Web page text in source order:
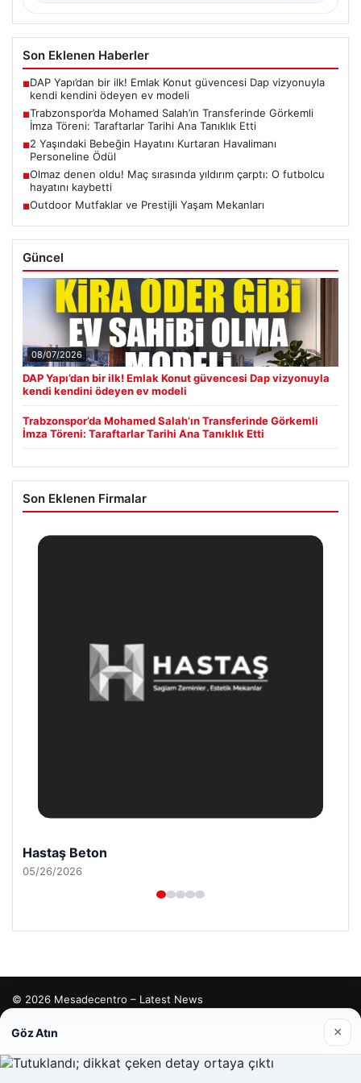
Son Eklenen Haberler
■DAP Yapı’dan bir ilk! Emlak Konut güvencesi Dap vizyonuyla
kendi kendini ödeyen ev modeli
■Trabzonspor’da Mohamed Salah’ın Transferinde Görkemli
İmza Töreni: Taraftarlar Tarihi Ana Tanıklık Etti
■2 Yaşındaki Bebeğin Hayatını Kurtaran Havalimanı
Personeline Ödül
■Olmaz denen oldu! Maç sırasında yıldırım çarptı: O futbolcu
hayatını kaybetti
■Outdoor Mutfaklar ve Prestijli Yaşam Mekanları
Güncel
08/07/2026
DAP Yapı’dan bir ilk! Emlak Konut güvencesi Dap vizyonuyla
kendi kendini ödeyen ev modeli
Trabzonspor’da Mohamed Salah’ın Transferinde Görkemli
İmza Töreni: Taraftarlar Tarihi Ana Tanıklık Etti
Son Eklenen Firmalar
Hastaş Beton
05/26/2026
© 2026 Mesadecentro – Latest News
Göz Atın ×